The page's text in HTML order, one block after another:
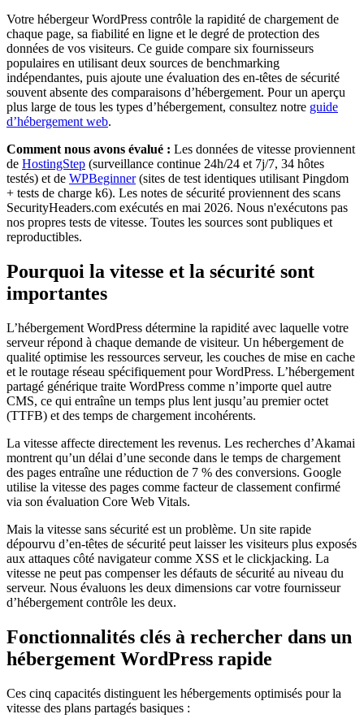
Votre hébergeur WordPress contrôle la rapidité de chargement de
chaque page, sa fiabilité en ligne et le degré de protection des
données de vos visiteurs. Ce guide compare six fournisseurs
populaires en utilisant deux sources de benchmarking
indépendantes, puis ajoute une évaluation des en-têtes de sécurité
souvent absente des comparaisons d’hébergement. Pour un aperçu
plus large de tous les types d’hébergement, consultez notre guide
d’hébergement web.
Comment nous avons évalué : Les données de vitesse proviennent
de HostingStep (surveillance continue 24h/24 et 7j/7, 34 hôtes
testés) et de WPBeginner(sites de test identiques utilisant Pingdom
+ tests de charge k6). Les notes de sécurité proviennent des scans
SecurityHeaders.com exécutés en mai 2026. Nous n'exécutons pas
nos propres tests de vitesse. Toutes les sources sont publiques et
reproductibles.
Pourquoi la vitesse et la sécurité sont
importantes
L’hébergement WordPress détermine la rapidité avec laquelle votre
serveur répond à chaque demande de visiteur. Un hébergement de
qualité optimise les ressources serveur, les couches de mise en cache
et le routage réseau spécifiquement pour WordPress. L’hébergement
partagé générique traite WordPress comme n’importe quel autre
CMS, ce qui entraîne un temps plus lent jusqu’au premier octet
(TTFB) et des temps de chargement incohérents.
La vitesse affecte directement les revenus. Les recherches d’Akamai
montrent qu’un délai d’une seconde dans le temps de chargement
des pages entraîne une réduction de 7 % des conversions. Google
utilise la vitesse des pages comme facteur de classement confirmé
via son évaluation Core Web Vitals.
Mais la vitesse sans sécurité est un problème. Un site rapide
dépourvu d’en-têtes de sécurité peut laisser les visiteurs plus exposés
aux attaques côté navigateur comme XSS et le clickjacking. La
vitesse ne peut pas compenser les défauts de sécurité au niveau du
serveur. Nous évaluons les deux dimensions car votre fournisseur
d’hébergement contrôle les deux.
Fonctionnalités clés à rechercher dans un
hébergement WordPress rapide
Ces cinq capacités distinguent les hébergements optimisés pour la
vitesse des plans partagés basiques :